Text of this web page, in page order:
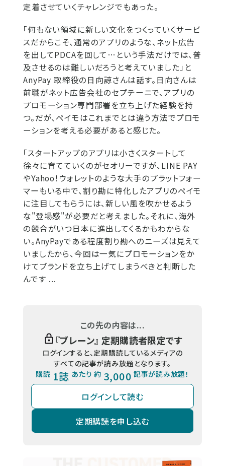
定着させていくチャレンジでもあった。
「何もない領域に新しい文化をつくっていくサービ
スだからこそ、通常のアプリのような、ネット広告
を出してPDCAを回して…という手法だけでは、普
及させるのは難しいだろうと考えていました」と
AnyPay 取締役の日向諒さんは話す。日向さんは
前職がネット広告会社のセプテーニで、アプリの
プロモーション専門部署を立ち上げた経験を持
つ。だが、ペイモはこれまでとは違う方法でプロモ
ーションを考える必要があると感じた。
「スタートアップのアプリは小さくスタートして
徐々に育てていくのがセオリーですが、LINE PAY
やYahoo！ウォレットのような大手のプラットフォー
マーもいる中で、割り勘に特化したアプリのペイモ
に注目してもらうには、新しい風を吹かせるよう
な"登場感"が必要だと考えました。それに、海外
の競合がいつ日本に進出してくるかもわからな
い。AnyPayである程度割り勘へのニーズは見えて
いましたから、今回は一気にプロモーションをか
けてブランドを立ち上げてしまうべきと判断した
んです ...
この先の内容は...
『ブレーン』 定期購読者限定です
ログインすると、定期購読しているメディアの
すべての記事が読み放題となります。
購読 1誌 あたり 約 3,000 記事が読み放題！
ログインして読む
定期購読を申し込む